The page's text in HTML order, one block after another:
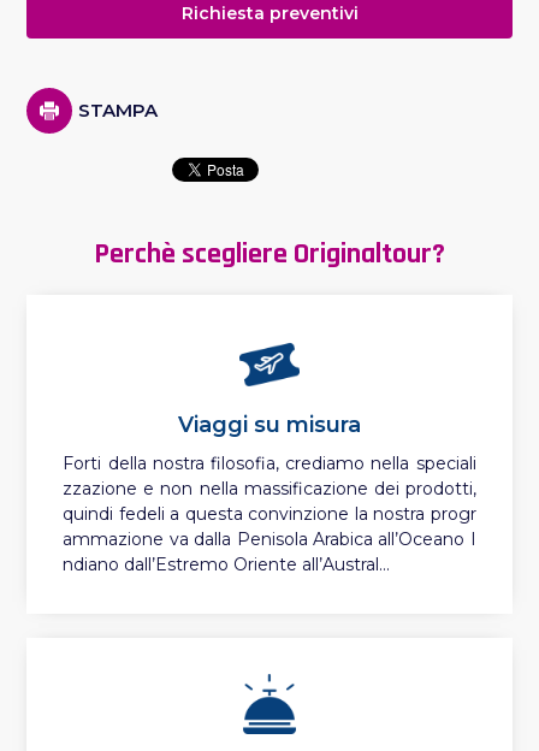
Richiesta preventivi
STAMPA
Perchè scegliere Originaltour?
Viaggi su misura
Forti della nostra filosofia, crediamo nella speciali
zzazione e non nella massificazione dei prodotti,
quindi fedeli a questa convinzione la nostra progr
ammazione va dalla Penisola Arabica all’Oceano I
ndiano dall’Estremo Oriente all’Austral...